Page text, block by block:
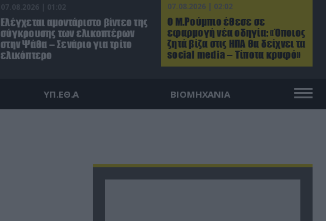
07.08.2026 | 02:02
Ο Μ.Ρούμπιο έθεσε σε
εφαρμογή νέα οδηγία: «Όποιος
ζητά βίζα στις ΗΠΑ θα δείχνει τα
social media – Τίποτα κρυφό»
07.08.2026 | 01:02
Ελέγχεται αμοντάριστο βίντεο της
σύγκρουσης των ελικοπτέρων
στην Ψάθα – Σενάριο για τρίτο
ελικόπτερο
ΥΠ.ΕΘ.Α ΒΙΟΜΗΧΑΝΙΑ